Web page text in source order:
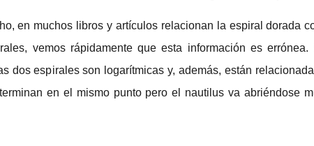
en muchos libros y artículos relacionan la espiral dorada
vemos rápidamente que esta información es
dos espirales son logarítmicas y, además, están
en el mismo punto pero el nautilus va abriéndose